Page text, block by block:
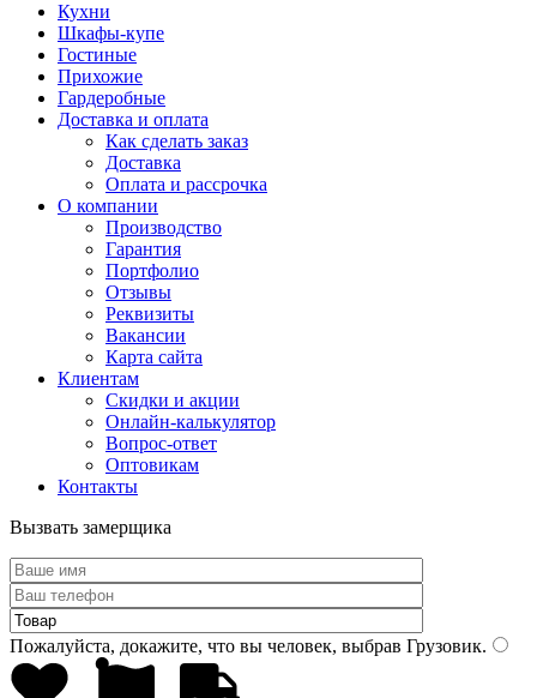
Кухни
Шкафы-купе
Гостиные
Прихожие
Гардеробные
Доставка и оплата
Как сделать заказ
Доставка
Оплата и рассрочка
О компании
Производство
Гарантия
Портфолио
Отзывы
Реквизиты
Вакансии
Карта сайта
Клиентам
Скидки и акции
Онлайн-калькулятор
Вопрос-ответ
Оптовикам
Контакты
Вызвать замерщика
Пожалуйста, докажите, что вы человек, выбрав Грузовик.